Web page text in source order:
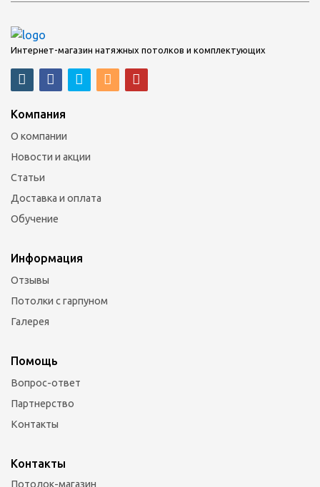
Интернет-магазин натяжных потолков и комплектующих
Компания
О компании
Новости и акции
Статьи
Доставка и оплата
Обучение
Информация
Отзывы
Потолки с гарпуном
Галерея
Помощь
Вопрос-ответ
Партнерство
Контакты
Контакты
Потолок-магазин